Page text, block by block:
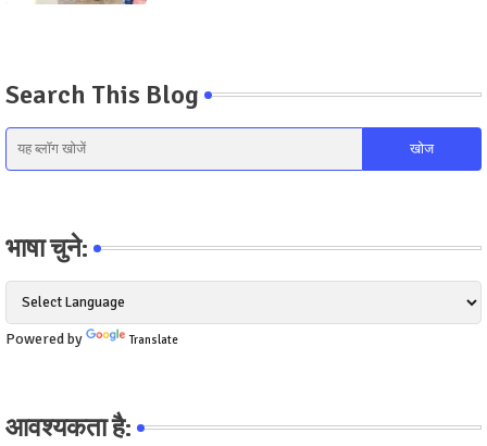
Search This Blog
भाषा चुने:
Powered by Translate
आवश्यकता है: